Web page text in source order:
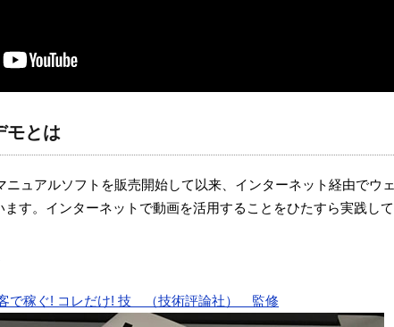
モとは
ニュアルソフトを販売開始して以来、インターネット経由でウェ
す。インターネットで動画を活用することをひたすら実践して
で稼ぐ! コレだけ! 技 （技術評論社） 監修